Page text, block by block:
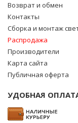
Возврат и обмен
Контакты
Сборка и монтаж
Распродажа
Производители
Карта сайта
Публичная оферта
УДОБНАЯ